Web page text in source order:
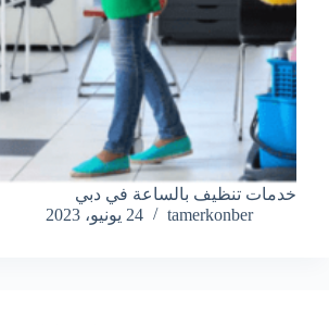
خدمات تنظيف بالساعة في دبي
tamerkonber
24 يونيو، 2023